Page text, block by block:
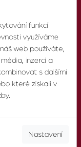
funkcí
využíváme
web používáte,
inzerci a
s dalšími
které získali v
Nastavení